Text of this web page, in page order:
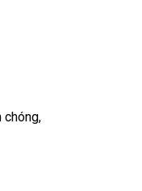
chóng,